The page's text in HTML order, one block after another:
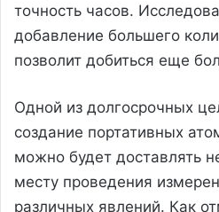
точность часов.
добавление большего
позволит добиться еще
Одной из долгосрочных
создание портативных
можно будет доставлять
месту проведения
различных явлений. Как